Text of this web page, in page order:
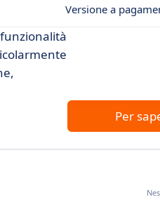
Versione a
Per